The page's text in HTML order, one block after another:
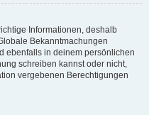
Informationen, deshalb
Bekanntmachungen
ebenfalls in deinem persönlichen
schreiben kannst oder nicht,
vergebenen Berechtigungen